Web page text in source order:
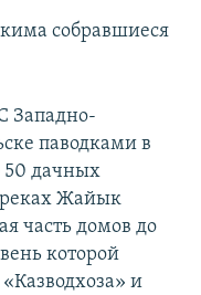
собравшиеся
Западно-
паводками в
50 дачных
Жайык
часть домов до
которой
и